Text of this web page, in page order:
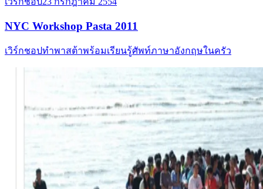
NYC Workshop Pasta 2011
เวิร์กชอปทำพาสต้าพร้อมเรียนรู้ศัพท์ภาษาอังกฤษในครัว